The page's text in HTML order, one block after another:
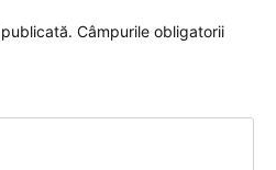
Câmpurile obligatorii